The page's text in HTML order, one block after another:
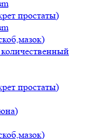
простаты)
простаты)